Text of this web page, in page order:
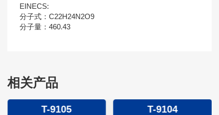
EINECS:
分子式：C22H24N2O9
分子量：460.43
相关产品
T-9105 T-9104